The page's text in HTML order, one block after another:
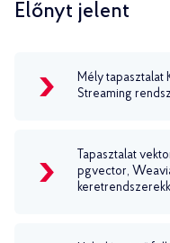
Előnyt jelent
Mély tapasztalat
Streaming
Tapasztalat
pgvector,